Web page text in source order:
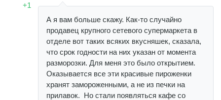
+1
А я вам больше скажу. Как-то случайно
продавец крупного сетевого супермаркета в
отделе вот таких всяких вкусняшек, сказала,
что срок годности на них указан от момента
разморозки. Для меня это было открытием.
Оказывается все эти красивые пироженки
хранят замороженными, а не из печки на
прилавок. Но стали появляться кафе со